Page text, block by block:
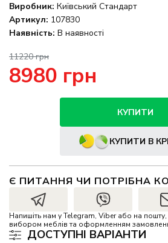
Виробник: Київський Стандарт
Артикул: 107830
Наявність: В наявності
11220 грн
8980 грн
КУПИТИ
КУПИТИ В
Є ПИТАННЯ ЧИ ПОТРІБНА
Напишіть нам у Telegram, Viber або на
вибором меблів та оформленням
ДОСТУПНІ ВАРІАНТИ